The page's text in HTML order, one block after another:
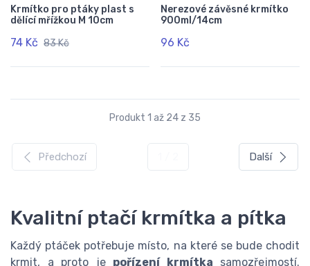
Krmítko pro ptáky plast s
dělící mřížkou M 10cm
74 Kč 83 Kč
Nerezové závěsné krmítko
900ml/14cm
96 Kč
Produkt 1 až 24 z 35
Předchozí Další
Kvalitní ptačí krmítka a pítka
Každý ptáček potřebuje místo, na které se bude chodit
krmit, a proto je pořízení krmítka samozřejmostí.